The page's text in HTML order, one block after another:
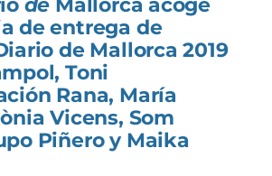
de entrega de
de Mallorca 2019
Toni
Rana, María
Vicens, Som
Piñero y Maika